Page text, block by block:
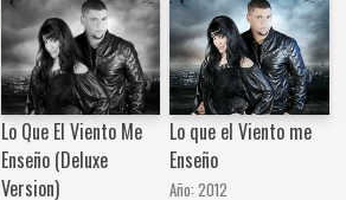
Lo Que El Viento Me
Enseño (Deluxe
Version)
Lo que el Viento me
Enseño
Año:2012